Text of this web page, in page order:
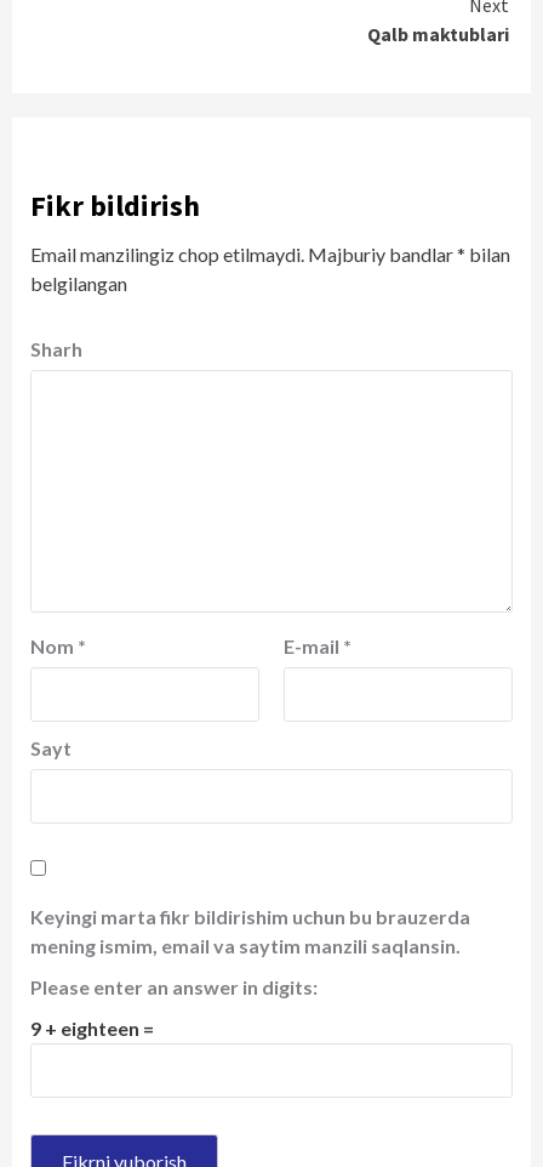
Next
Qalb maktublari
Fikr bildirish
Email manzilingiz chop etilmaydi. Majburiy bandlar* bilan
belgilangan
Sharh
Nom * E-mail *
Sayt
Keyingi marta fikr bildirishim uchun bu brauzerda
mening ismim, email va saytim manzili saqlansin.
Please enter an answer in digits:
9 + eighteen =